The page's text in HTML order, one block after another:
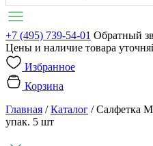
+7 (495) 739-54-01 Обратный
Цены и наличие товара
Избранное
Корзина
Главная /Каталог /Салфетка
упак. 5 шт